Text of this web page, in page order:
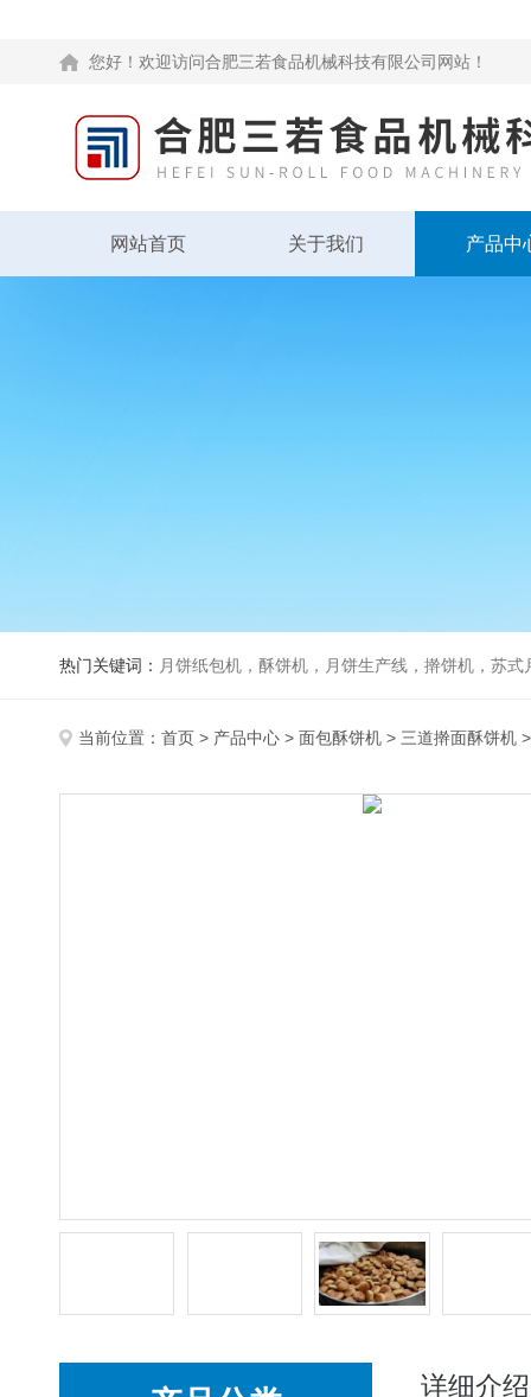
您好！欢迎访问合肥三若食品机械科技有限公司网站！
网站首页 关于我们 产品中
热门关键词： 月饼纸包机，酥饼机，月饼生产线，擀饼机，苏式月饼机，
当前位置： 首页 > 产品中心 > 面包酥饼机 > 三道擀面酥饼机
详细介绍